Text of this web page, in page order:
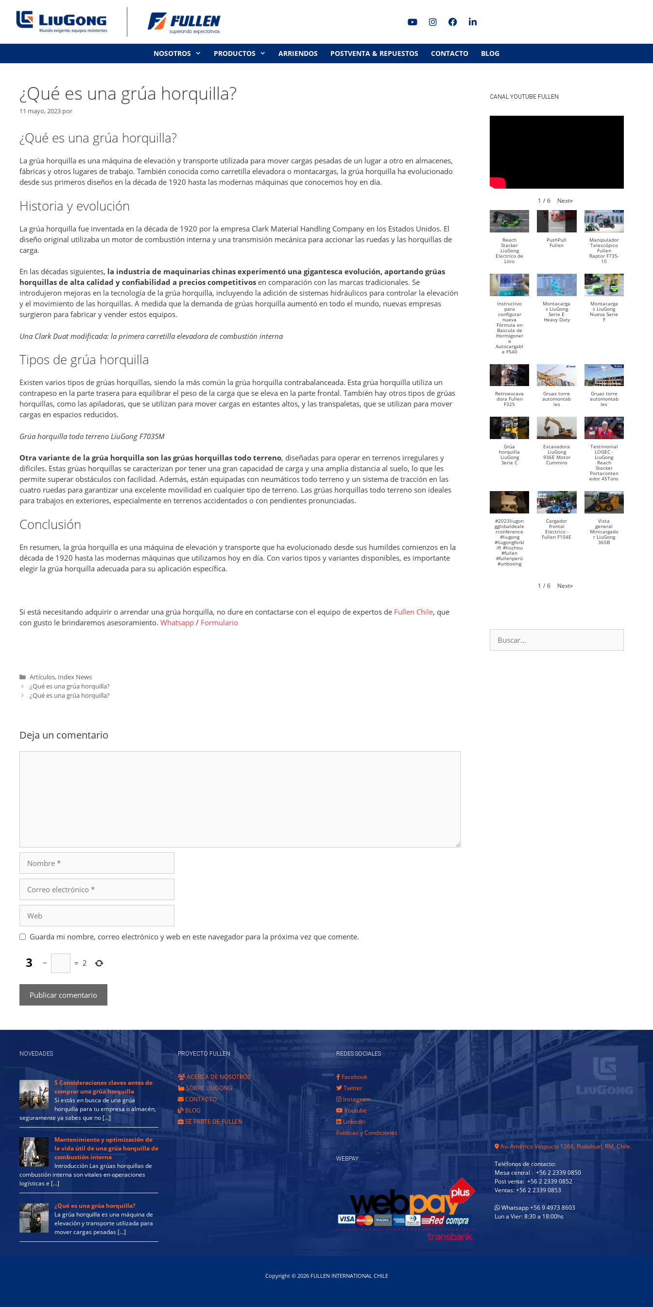
contenido
NOSOTROS PRODUCTOS ARRIENDOS POSTVENTA & REPUESTOS CONTACTO BLOG
¿Qué es una grúa horquilla?
11 mayo, 2023 por
¿Qué es una grúa horquilla?
La grúa horquilla es una máquina de elevación y transporte utilizada para mover cargas pesadas de un lugar a otro en almacenes,
fábricas y otros lugares de trabajo. También conocida como carretilla elevadora o montacargas, la grúa horquilla ha evolucionado
desde sus primeros diseños en la década de 1920 hasta las modernas máquinas que conocemos hoy en día.
Historia y evolución
La grúa horquilla fue inventada en la década de 1920 por la empresa Clark Material Handling Company en los Estados Unidos. El
diseño original utilizaba un motor de combustión interna y una transmisión mecánica para accionar las ruedas y las horquillas de
carga.
En las décadas siguientes, la industria de maquinarias chinas experimentó una gigantesca evolución, aportando grúas
horquillas de alta calidad y confiabilidad a precios competitivos en comparación con las marcas tradicionales. Se
introdujeron mejoras en la tecnología de la grúa horquilla, incluyendo la adición de sistemas hidráulicos para controlar la elevación
y el movimiento de las horquillas. A medida que la demanda de grúas horquilla aumentó en todo el mundo, nuevas empresas
surgieron para fabricar y vender estos equipos.
Una Clark Duat modificada: la primera carretilla elevadora de combustión interna
Tipos de grúa horquilla
Existen varios tipos de grúas horquillas, siendo la más común la grúa horquilla contrabalanceada. Esta grúa horquilla utiliza un
contrapeso en la parte trasera para equilibrar el peso de la carga que se eleva en la parte frontal. También hay otros tipos de grúas
horquillas, como las apiladoras, que se utilizan para mover cargas en estantes altos, y las transpaletas, que se utilizan para mover
cargas en espacios reducidos.
Grúa horquilla todo terreno LiuGong F7035M
Otra variante de la grúa horquilla son las grúas horquillas todo terreno, diseñadas para operar en terrenos irregulares y
difíciles. Estas grúas horquillas se caracterizan por tener una gran capacidad de carga y una amplia distancia al suelo, lo que les
permite superar obstáculos con facilidad. Además, están equipadas con neumáticos todo terreno y un sistema de tracción en las
cuatro ruedas para garantizar una excelente movilidad en cualquier tipo de terreno. Las grúas horquillas todo terreno son ideales
para trabajos en exteriores, especialmente en terrenos accidentados o con pendientes pronunciadas.
Conclusión
En resumen, la grúa horquilla es una máquina de elevación y transporte que ha evolucionado desde sus humildes comienzos en la
década de 1920 hasta las modernas máquinas que utilizamos hoy en día. Con varios tipos y variantes disponibles, es importante
elegir la grúa horquilla adecuada para su aplicación específica.
Si está necesitando adquirir o arrendar una grúa horquilla, no dure en contactarse con el equipo de expertos de Fullen Chile, que
con gusto le brindaremos asesoramiento. Whatsapp / Formulario
Categorías
Artículos, Index News
¿Qué es una grúa horquilla?
¿Qué es una grúa horquilla?
Deja un comentario
electrónico
Guarda mi nombre, correo electrónico y web en este navegador para la próxima vez que comente.
− = 2
CANAL YOUTUBE FULLEN
1 / 6 Next»
Reach
Stacker
LiuGong
Electrico de
Litio
PushPull
Fullen
Manipulador
Telescópico
Fullen
Raptor F735-
10
Instructivo
para
configurar
nueva
Fórmula en
Bascula de
Hormigoner
a
Autocargabl
e F540
Montacarga
s LiuGong
Serie E
Heavy Duty
Montacarga
s LiuGong
Nueva Serie
F
Retroexcava
dora Fullen
F325
Gruas torre
automontab
les
Gruas torre
automontab
les
Grúa
horquilla
LiuGong
Serie C
Excavadora
LiuGong
936E Motor
Cummins
Testimonial
LOGEC -
LiuGong
Reach
Stacker
Portaconten
edor 45Tons
#2023liugon
gglobaldeale
rconference
#liugong
#liugongforkl
ift #liuzhou
#fullen
#fullenperú
#unboxing
Cargador
frontal
Electrico -
Fullen F104E
Vista
general
Minicargado
r LiuGong
365B
1 / 6 Next»
NOVEDADES
5 Consideraciones claves antes de
comprar una grúa horquilla
Si estás en busca de una grúa
horquilla para tu empresa o almacén,
seguramente ya sabes que no […]
Mantenimiento y optimización de
la vida útil de una grúa horquilla de
combustión interna
Introducción Las grúas horquillas de
combustión interna son vitales en operaciones
logísticas e […]
¿Qué es una grúa horquilla?
La grúa horquilla es una máquina de
elevación y transporte utilizada para
mover cargas pesadas […]
PROYECTO FULLEN
ACERCA DE NOSOTROS
SOBRE LIUGONG
CONTACTO
BLOG
SE PARTE DE FULLEN
REDES SOCIALES
Facebook
Twitter
Instagram
Youtube
LinkedIn
Politicas y Condiciones
WEBPAY
Av. Américo Vespucio 1266, Pudahuel, RM, Chile.
Teléfonos de contacto:
Mesa central : +56 2 2339 0850
Post venta: +56 2 2339 0852
Ventas: +56 2 2339 0853
Whatsapp +56 9 4973 8603
Lun a Vier: 8:30 a 18:00hs
Copyright © 2026 FULLEN INTERNATIONAL CHILE